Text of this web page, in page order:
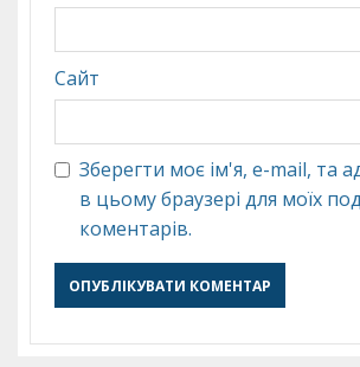
Сайт
Зберегти моє ім'я, e-mail, та
в цьому браузері для моїх
коментарів.